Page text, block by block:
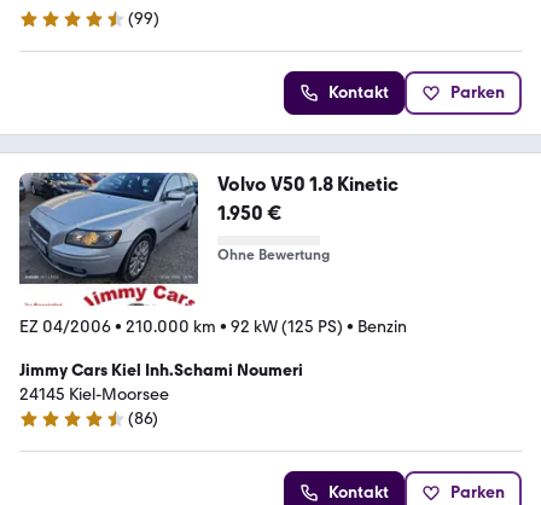
4.7 Sterne
(99)
Kontakt Parken
Volvo V50 1.8 Kinetic
1.950 €
Ohne Bewertung
EZ 04/2006• 210.000 km • 92 kW (125 PS) • Benzin
Jimmy Cars Kiel Inh.Schami Noumeri
24145 Kiel-Moorsee
4.3 Sterne
(86)
Kontakt Parken